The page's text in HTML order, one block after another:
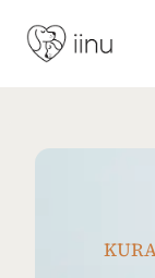
Inhalt
springen